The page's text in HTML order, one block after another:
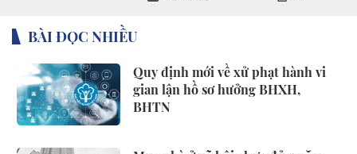
BÀI ĐỌC NHIỀU
Quy định mới về xử phạt hành vi
gian lận hồ sơ hưởng BHXH,
BHTN